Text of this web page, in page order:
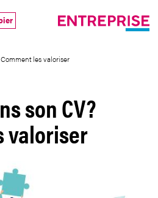
les valoriser
son CV?
valoriser